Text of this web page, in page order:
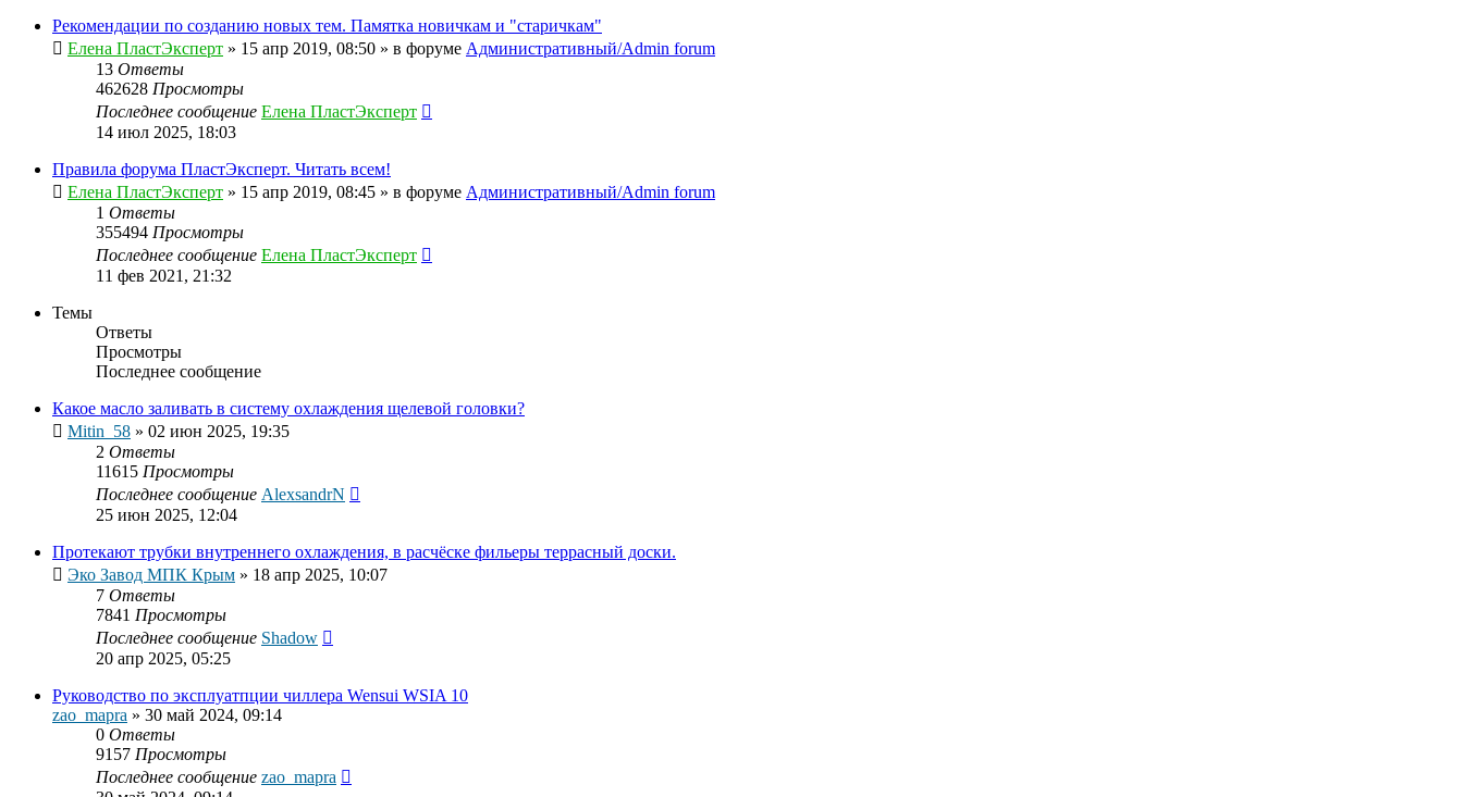
Рекомендации по созданию новых тем. Памятка новичкам и "старичкам"
Елена ПластЭксперт » 15 апр 2019, 08:50 » в форуме Административный/Admin forum
13 Ответы
462628 Просмотры
Последнее сообщение Елена ПластЭксперт
14 июл 2025, 18:03
Правила форума ПластЭксперт. Читать всем!
Елена ПластЭксперт » 15 апр 2019, 08:45 » в форуме Административный/Admin forum
1 Ответы
355494 Просмотры
Последнее сообщение Елена ПластЭксперт
11 фев 2021, 21:32
Темы
Ответы
Просмотры
Последнее сообщение
Какое масло заливать в систему охлаждения щелевой головки?
Mitin_58 » 02 июн 2025, 19:35
2 Ответы
11615 Просмотры
Последнее сообщение AlexsandrN
25 июн 2025, 12:04
Протекают трубки внутреннего охлаждения, в расчёске фильеры террасный доски.
Эко Завод MПК Крым » 18 апр 2025, 10:07
7 Ответы
7841 Просмотры
Последнее сообщение Shadow
20 апр 2025, 05:25
Руководство по эксплуатпции чиллера Wensui WSIA 10
zao_mapra » 30 май 2024, 09:14
0 Ответы
9157 Просмотры
Последнее сообщение zao_mapra